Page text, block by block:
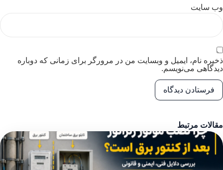
وب‌ سایت
ذخیره نام، ایمیل و وبسایت من در مرورگر برای زمانی که دوباره
دیدگاهی می‌نویسم.
مقالات مرتبط